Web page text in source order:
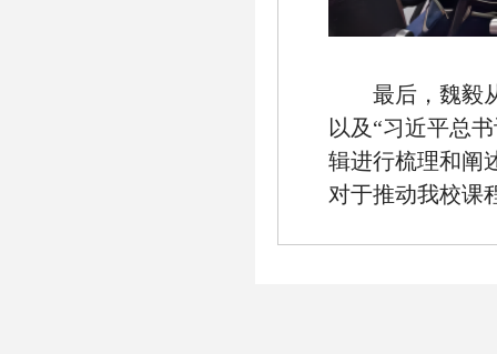
最后，魏毅
以及“习近平总
辑进行梳理和阐
对于推动我校课